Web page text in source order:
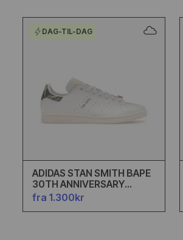
DAG-TIL-DAG
ADIDAS STAN SMITH BAPE
30TH ANNIVERSARY
WHITE
fra 1.300kr